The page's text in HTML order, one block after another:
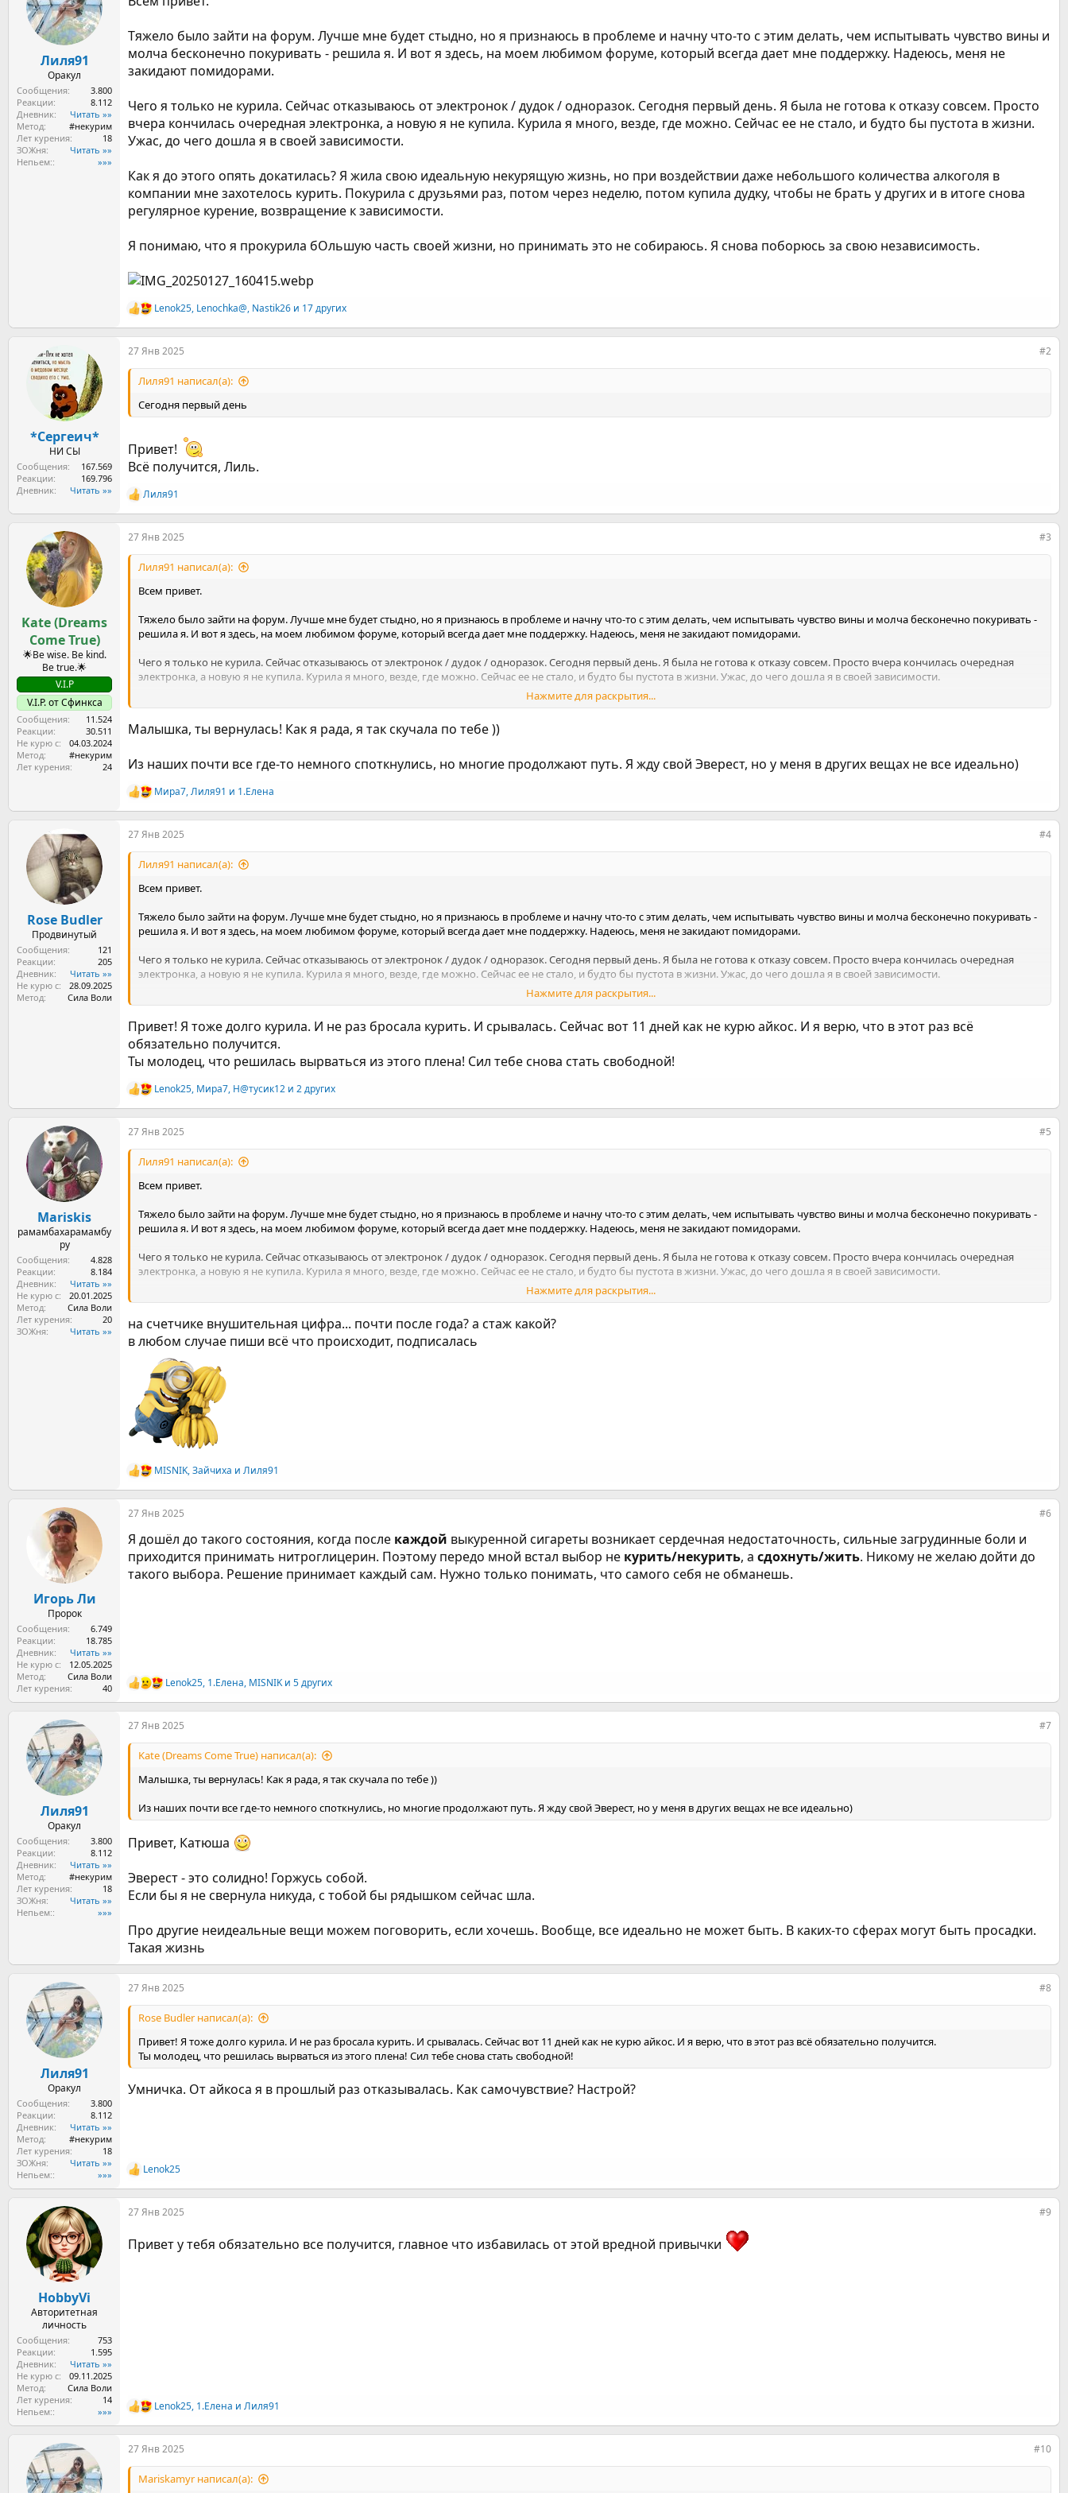
а
Лиля91
Оракул
Сообщения
3.800
Реакции
8.112
Дневник
Читать »»
Метод
#некурим
Лет курения
18
ЗОЖня
Читать »»
Непьем:
»»»
Тяжело было зайти на форум. Лучше мне будет стыдно, но я признаюсь в проблеме и начну что-то с этим делать, чем испытывать чувство вины и
молча бесконечно покуривать - решила я. И вот я здесь, на моем любимом форуме, который всегда дает мне поддержку. Надеюсь, меня не
закидают помидорами.
Чего я только не курила. Сейчас отказываюсь от электронок / дудок / одноразок. Сегодня первый день. Я была не готова к отказу совсем. Просто
вчера кончилась очередная электронка, а новую я не купила. Курила я много, везде, где можно. Сейчас ее не стало, и будто бы пустота в жизни.
Ужас, до чего дошла я в своей зависимости.
Как я до этого опять докатилась? Я жила свою идеальную некурящую жизнь, но при воздействии даже небольшого количества алкоголя в
компании мне захотелось курить. Покурила с друзьями раз, потом через неделю, потом купила дудку, чтобы не брать у других и в итоге снова
регулярное курение, возвращение к зависимости.
Я понимаю, что я прокурила бОльшую часть своей жизни, но принимать это не собираюсь. Я снова поборюсь за свою независимость.
Р
е
а
к
Lenok25, Lenochka@, Nastik26 и 17 других
*Сергеич*
НИ СЫ
Сообщения
167.569
Реакции
169.796
Дневник
Читать »»
27 Янв 2025 #2
Лиля91 написал(а):
Сегодня первый день
Привет!
Всё получится, Лиль.
Р
е
а
к
Лиля91
Kate (Dreams
Come True)
🌟Be wise. Be kind.
Be true.🌟
V.I.P
V.I.P. от Сфинкса
Сообщения
11.524
Реакции
30.511
Не курю с
04.03.2024
Метод
#некурим
Лет курения
24
27 Янв 2025 #3
Лиля91 написал(а):
Всем привет.
Тяжело было зайти на форум. Лучше мне будет стыдно, но я признаюсь в проблеме и начну что-то с этим делать, чем испытывать чувство вины и молча бесконечно покуривать -
решила я. И вот я здесь, на моем любимом форуме, который всегда дает мне поддержку. Надеюсь, меня не закидают помидорами.
Чего я только не курила. Сейчас отказываюсь от электронок / дудок / одноразок. Сегодня первый день. Я была не готова к отказу совсем. Просто вчера кончилась очередная
электронка, а новую я не купила. Курила я много, везде, где можно. Сейчас ее не стало, и будто бы пустота в жизни. Ужас, до чего дошла я в своей зависимости.
Как я до этого опять докатилась? Я жила свою идеальную некурящую жизнь, но при воздействии даже небольшого количества алкоголя в компании мне захотелось курить.
Нажмите для раскрытия...
Малышка, ты вернулась! Как я рада, я так скучала по тебе ))
Из наших почти все где-то немного споткнулись, но многие продолжают путь. Я жду свой Эверест, но у меня в других вещах не все идеально)
Р
е
а
к
Мира7,Лиля91 и 1.Елена
Rose Budler
Продвинутый
Сообщения
121
Реакции
205
Дневник
Читать »»
Не курю с
28.09.2025
Метод
Сила Воли
27 Янв 2025 #4
Лиля91 написал(а):
Всем привет.
Тяжело было зайти на форум. Лучше мне будет стыдно, но я признаюсь в проблеме и начну что-то с этим делать, чем испытывать чувство вины и молча бесконечно покуривать -
решила я. И вот я здесь, на моем любимом форуме, который всегда дает мне поддержку. Надеюсь, меня не закидают помидорами.
Чего я только не курила. Сейчас отказываюсь от электронок / дудок / одноразок. Сегодня первый день. Я была не готова к отказу совсем. Просто вчера кончилась очередная
электронка, а новую я не купила. Курила я много, везде, где можно. Сейчас ее не стало, и будто бы пустота в жизни. Ужас, до чего дошла я в своей зависимости.
Как я до этого опять докатилась? Я жила свою идеальную некурящую жизнь, но при воздействии даже небольшого количества алкоголя в компании мне захотелось курить.
Я понимаю, что я прокурила бОльшую часть своей жизни, но принимать это не собираюсь. Я снова поборюсь за свою независимость.
Нажмите для раскрытия...
Привет! Я тоже долго курила. И не раз бросала курить. И срывалась. Сейчас вот 11 дней как не курю айкос. И я верю, что в этот раз всё
обязательно получится.
Ты молодец, что решилась вырваться из этого плена! Сил тебе снова стать свободной!
Р
е
а
к
Lenok25, Мира7, Н@тусик12 и 2 других
Mariskis
рамамбахарамамбу
ру
Сообщения
4.828
Реакции
8.184
Дневник
Читать »»
Не курю с
20.01.2025
Метод
Сила Воли
Лет курения
20
ЗОЖня
Читать »»
27 Янв 2025 #5
Лиля91 написал(а):
Всем привет.
Тяжело было зайти на форум. Лучше мне будет стыдно, но я признаюсь в проблеме и начну что-то с этим делать, чем испытывать чувство вины и молча бесконечно покуривать -
решила я. И вот я здесь, на моем любимом форуме, который всегда дает мне поддержку. Надеюсь, меня не закидают помидорами.
Чего я только не курила. Сейчас отказываюсь от электронок / дудок / одноразок. Сегодня первый день. Я была не готова к отказу совсем. Просто вчера кончилась очередная
электронка, а новую я не купила. Курила я много, везде, где можно. Сейчас ее не стало, и будто бы пустота в жизни. Ужас, до чего дошла я в своей зависимости.
Как я до этого опять докатилась? Я жила свою идеальную некурящую жизнь, но при воздействии даже небольшого количества алкоголя в компании мне захотелось курить.
Я понимаю, что я прокурила бОльшую часть своей жизни, но принимать это не собираюсь. Я снова поборюсь за свою независимость.
Посмотреть вложение 2121527
Нажмите для раскрытия...
на счетчике внушительная цифра... почти после года? а стаж какой?
в любом случае пиши всё что происходит, подписалась
Р
е
а
к
и
и
:
MISNIK,Зайчиха и Лиля91
Игорь Ли
Пророк
Сообщения
6.749
Реакции
18.785
Дневник
Читать »»
Не курю с
12.05.2025
Метод
Сила Воли
Лет курения
40
27 Янв 2025 #6
Я дошёл до такого состояния, когда после каждой выкуренной сигареты возникает сердечная недостаточность, сильные загрудинные боли и
приходится принимать нитроглицерин. Поэтому передо мной встал выбор не курить/некурить, а сдохнуть/жить. Никому не желаю дойти до
такого выбора. Решение принимает каждый сам. Нужно только понимать, что самого себя не обманешь.
Р
е
а
к
Lenok25, 1.Елена, MISNIKи 5 других
Лиля91
Оракул
Сообщения
3.800
Реакции
8.112
Дневник
Читать »»
Метод
#некурим
Лет курения
18
ЗОЖня
Читать »»
Непьем:
»»»
27 Янв 2025 #7
Kate (Dreams Come True) написал(а):
Малышка, ты вернулась! Как я рада, я так скучала по тебе ))
Из наших почти все где-то немного споткнулись, но многие продолжают путь. Я жду свой Эверест, но у меня в других вещах не все идеально)
Привет, Катюша
Эверест - это солидно! Горжусь собой.
Если бы я не свернула никуда, с тобой бы рядышком сейчас шла.
Про другие неидеальные вещи можем поговорить, если хочешь. Вообще, все идеально не может быть. В каких-то сферах могут быть просадки.
Такая жизнь
Лиля91
Оракул
Сообщения
3.800
Реакции
8.112
Дневник
Читать »»
Метод
#некурим
Лет курения
18
ЗОЖня
Читать »»
Непьем:
»»»
27 Янв 2025 #8
Rose Budler написал(а):
Привет! Я тоже долго курила. И не раз бросала курить. И срывалась. Сейчас вот 11 дней как не курю айкос. И я верю, что в этот раз всё обязательно получится.
Ты молодец, что решилась вырваться из этого плена! Сил тебе снова стать свободной!
Умничка. От айкоса я в прошлый раз отказывалась. Как самочувствие? Настрой?
Р
е
а
к
и
и
Lenok25
HobbyVi
Авторитетная
личность
Сообщения
753
Реакции
1.595
Дневник
Читать »»
Не курю с
09.11.2025
Метод
Сила Воли
Лет курения
14
Непьем:
»»»
27 Янв 2025 #9
Привет у тебя обязательно все получится, главное что избавилась от этой вредной привычки
Р
е
а
к
Lenok25, 1.Елена и Лиля91
27 Янв 2025 #10
Mariskamyr написал(а):